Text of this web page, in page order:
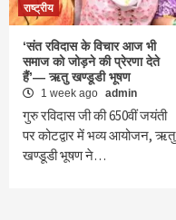
राष्ट्रीय
‘संत रविदास के विचार आज भी
समाज को जोड़ने की प्रेरणा देते
हैं’— ऋतु खण्डूडी भूषण
1 week ago admin
गुरु रविदास जी की 650वीं जयंती
पर कोटद्वार में भव्य आयोजन, ऋतु
खण्डूडी भूषण ने…